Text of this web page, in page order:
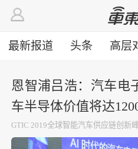
最新报道 头条 高层
恩智浦吕浩：汽车电
车半导体价值将达
GTIC 2019全球智能汽车供应链创新